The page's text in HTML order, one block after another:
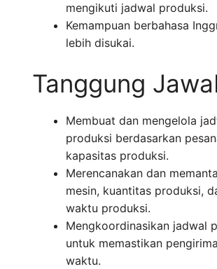
mengikuti jadwal produksi.
Kemampuan berbahasa
lebih disukai.
Tanggung
Membuat dan mengelola
produksi berdasarkan
kapasitas produksi.
Merencanakan dan
mesin, kuantitas produksi,
waktu produksi.
Mengkoordinasikan jadwal
untuk memastikan
waktu.